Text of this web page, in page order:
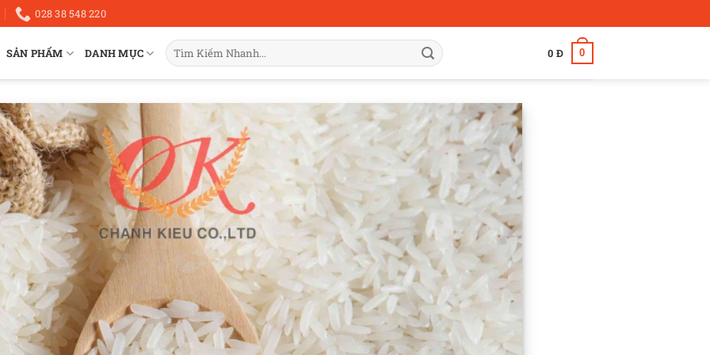
028 38 548 220
SẢN PHẨM DANH MỤC
Tìm
kiếm:
0 Đ 0